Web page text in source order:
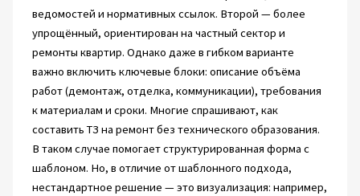
ведомостей и нормативных ссылок. Второй — более
упрощённый, ориентирован на частный сектор и
ремонты квартир. Однако даже в гибком варианте
важно включить ключевые блоки: описание объёма
работ (демонтаж, отделка, коммуникации), требования
к материалам и сроки. Многие спрашивают, как
составить ТЗ на ремонт без технического образования.
В таком случае помогает структурированная форма с
шаблоном. Но, в отличие от шаблонного подхода,
нестандартное решение — это визуализация: например,